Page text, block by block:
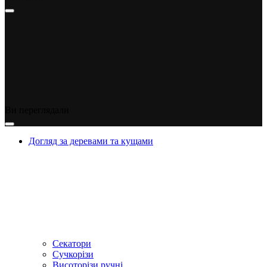
Догляд за деревами та кущами
Секатори
Сучкорізи
Висоторізи ручні